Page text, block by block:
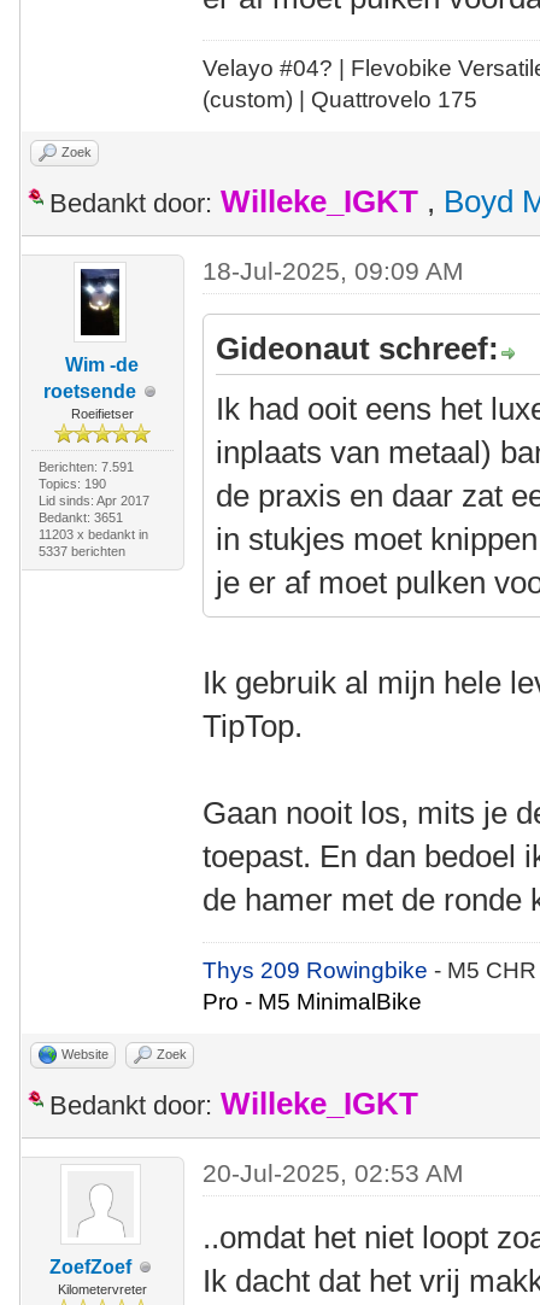
Velayo #04? | Flevobike
(custom) | Quattrovelo 175
Zoek
Bedankt door: Willeke_IGKT , Boyd
Wim -de
roetsende
Roeifietser
Berichten: 7.591
Topics: 190
Lid sinds: Apr 2017
Bedankt: 3651
11203 x bedankt in
5337 berichten
18-Jul-2025, 09:09 AM
Gideonaut schreef:
Ik had ooit eens het
inplaats van metaal)
de praxis en daar zat
in stukjes moet
je er af moet pulken
Ik gebruik al mijn hele
TipTop.
Gaan nooit los, mits je
toepast. En dan bedoel
de hamer met de
Thys 209 Rowingbike- M5
Pro - M5 MinimalBike
Website Zoek
Bedankt door: Willeke_IGKT
ZoefZoef
Kilometervreter
20-Jul-2025, 02:53 AM
..omdat het niet loopt
Ik dacht dat het vrij